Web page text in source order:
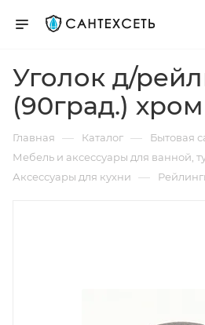
Уголок д/
(90град.) хром
Главная — Каталог — Бытовая
Мебель и аксессуары для ванной,
Аксессуары для кухни —